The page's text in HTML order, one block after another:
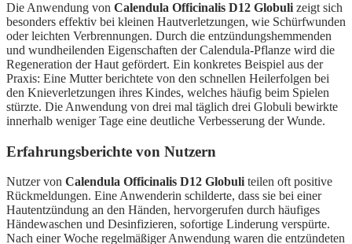
Die Anwendung von Calendula Officinalis D12 Globuli zeigt sich
besonders effektiv bei kleinen Hautverletzungen, wie Schürfwunden
oder leichten Verbrennungen. Durch die entzündungshemmenden
und wundheilenden Eigenschaften der Calendula-Pflanze wird die
Regeneration der Haut gefördert. Ein konkretes Beispiel aus der
Praxis: Eine Mutter berichtete von den schnellen Heilerfolgen bei
den Knieverletzungen ihres Kindes, welches häufig beim Spielen
stürzte. Die Anwendung von drei mal täglich drei Globuli bewirkte
innerhalb weniger Tage eine deutliche Verbesserung der Wunde.
Erfahrungsberichte von Nutzern
Nutzer von Calendula Officinalis D12 Globuliteilen oft positive
Rückmeldungen. Eine Anwenderin schilderte, dass sie bei einer
Hautentzündung an den Händen, hervorgerufen durch häufiges
Händewaschen und Desinfizieren, sofortige Linderung verspürte.
Nach einer Woche regelmäßiger Anwendung waren die entzündeten